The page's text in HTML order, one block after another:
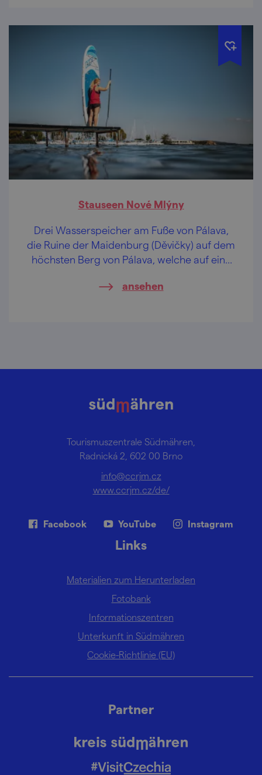
Stauseen Nové Mlýny
Drei Wasserspeicher am Fuße von Pálava,
die Ruine der Maidenburg (Děvičky) auf dem
höchsten Berg von Pálava, welche auf eine
Wasser herabblickt. Romantik Nonplusultra.
ansehen
Tourismuszentrale Südmähren,
Radnická 2, 602 00 Brno
info@ccrjm.cz
www.ccrjm.cz/de/
Facebook YouTube Instagram
Links
Materialien zum Herunterladen
Fotobank
Informationszentren
Unterkunft in Südmähren
Cookie-Richtlinie (EU)
Partner